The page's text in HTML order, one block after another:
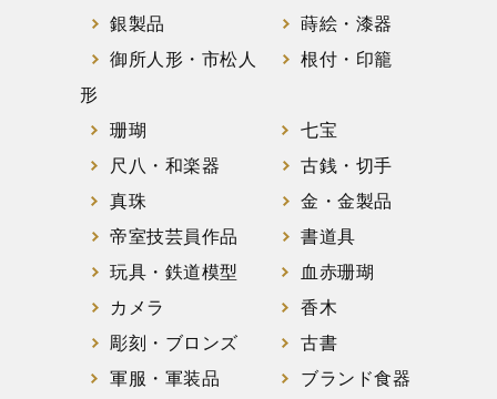
銀製品
蒔絵・漆器
御所人形・市松人
形
根付・印籠
珊瑚
七宝
尺八・和楽器
古銭・切手
真珠
金・金製品
帝室技芸員作品
書道具
玩具・鉄道模型
血赤珊瑚
カメラ
香木
彫刻・ブロンズ
古書
軍服・軍装品
ブランド食器